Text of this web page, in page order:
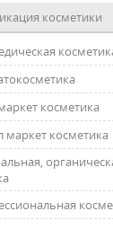
веса
фигуры
косметики
косметика
маркет косметика